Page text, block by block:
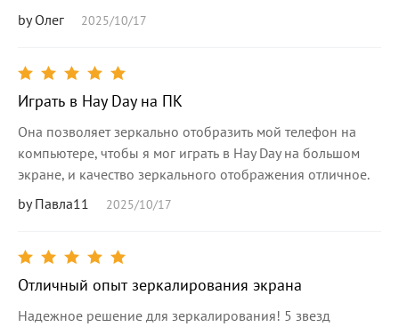
by Олег
2025/10/17
Играть в Hay Day на ПК
Она позволяет зеркально отобразить мой телефон на
компьютере, чтобы я мог играть в Hay Day на большом
экране, и качество зеркального отображения отличное.
by Павла11
2025/10/17
Отличный опыт зеркалирования экрана
Надежное решение для зеркалирования! 5 звезд